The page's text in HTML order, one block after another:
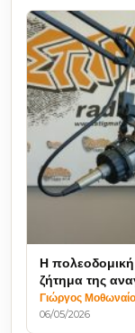
Η πολεοδομική
ζήτημα της
Γιώργος
06/05/2026